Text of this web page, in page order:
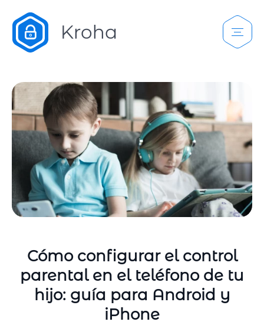
Cómo configurar el control
parental en el teléfono de tu
hijo: guía para Android y
iPhone